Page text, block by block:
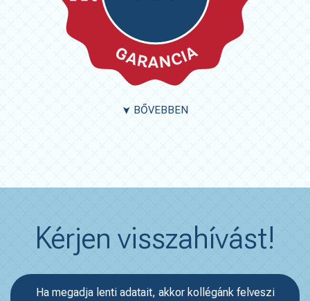
➤ BŐVEBBEN
Kérjen visszahívást!
Ha megadja lenti adatait, akkor kollégánk felveszi